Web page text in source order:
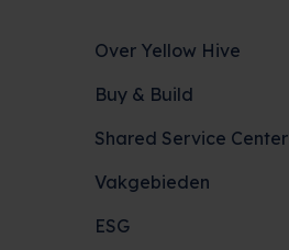
Over Yellow Hive
Buy & Build
Shared Service Center
Vakgebieden
ESG